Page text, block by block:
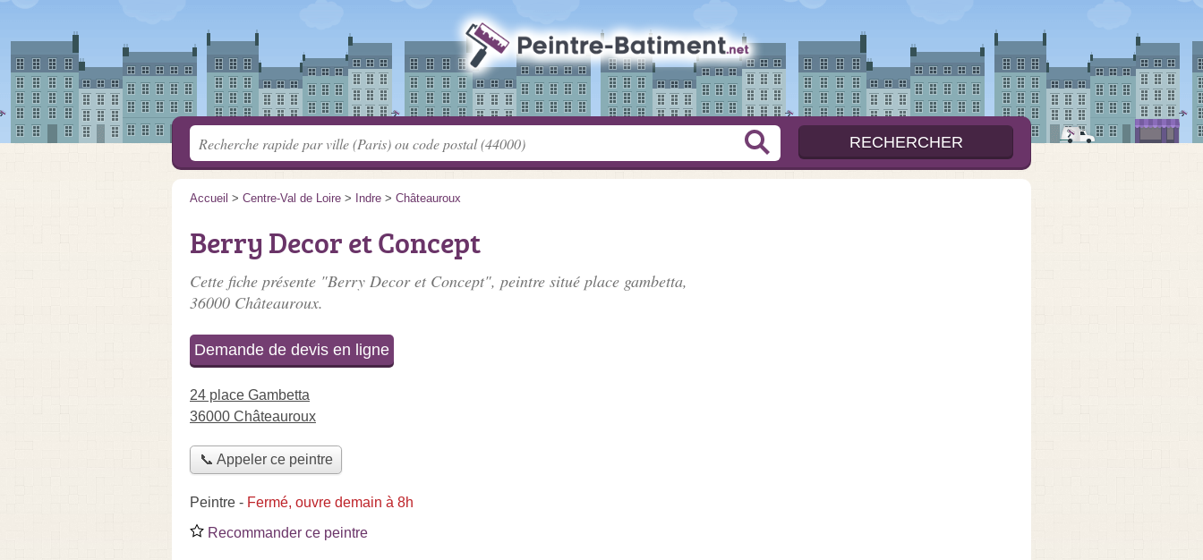
Accueil > Centre-Val de Loire > Indre > Châteauroux
Berry Decor et Concept
Cette fiche présente "Berry Decor et Concept", peintre situé place gambetta,
36000 Châteauroux.
Demande de devis en ligne
24 place Gambetta
36000 Châteauroux
📞 Appeler ce peintre
Peintre - Fermé, ouvre demain à 8h
Recommander ce peintre